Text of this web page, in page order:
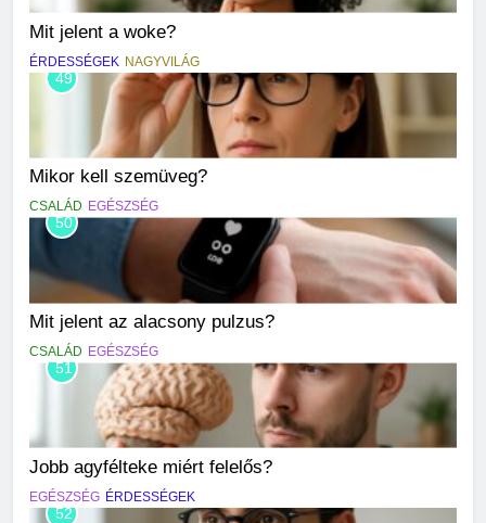
Mit jelent a woke?
ÉRDESSÉGEK NAGYVILÁG
49
Mikor kell szemüveg?
CSALÁD EGÉSZSÉG
50
Mit jelent az alacsony pulzus?
CSALÁD EGÉSZSÉG
51
Jobb agyfélteke miért felelős?
EGÉSZSÉG ÉRDESSÉGEK
52